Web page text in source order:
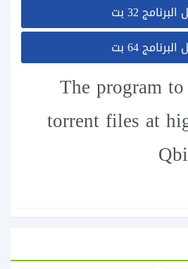
32 بت
64 بت
The program
torrent files at